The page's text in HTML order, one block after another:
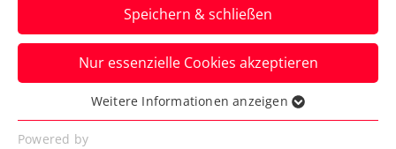
+ Erholung: Die Kooperation des ÖTV mit
Wobecare® CBD Aktiv Creme stellt das
Thema Regeneration im Tennissport und
den innovativen Inhaltsstoff CBD in den
Mittelpunkt.
Verfasst von: Markus Ambrosi, 11.05.2022
Speichern & schließen
Nur essenzielle Cookies akzeptieren
Essenziell
Essenzielle Cookies werden für grundlegende
Weitere Informationen anzeigen
Powered by